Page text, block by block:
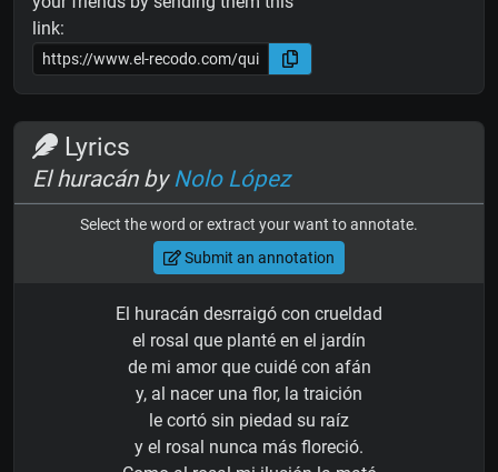
link:
Lyrics
El huracán byNolo López
Select the word or extract your want to annotate.
Submit an annotation
El huracán desrraigó con crueldad
el rosal que planté en el jardín
de mi amor que cuidé con afán
y, al nacer una flor, la traición
le cortó sin piedad su raíz
y el rosal nunca más floreció.